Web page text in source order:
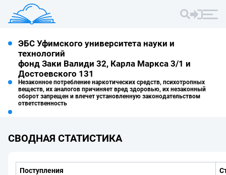
ЭБС Уфимского университета науки и
технологий
фонд Заки Валиди 32, Карла Маркса 3/1 и
Достоевского 131
Незаконное потребление наркотических средств, психотропных
веществ, их аналогов причиняет вред здоровью, их незаконный
оборот запрещен и влечет установленную законодательством
ответственность
СВОДНАЯ СТАТИСТИКА
Поступления